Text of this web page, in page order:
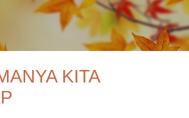
Skip to main content
KITA